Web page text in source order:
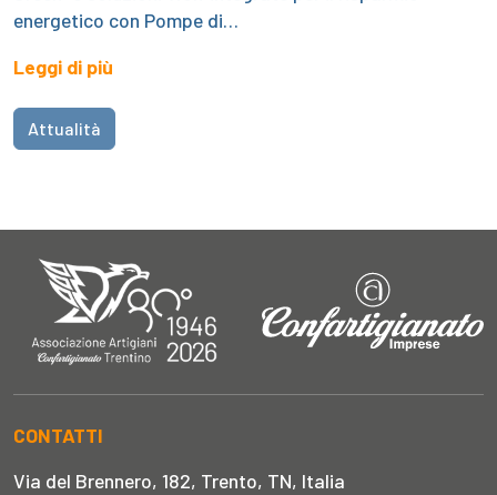
energetico con Pompe di…
Leggi di più
Attualità
CONTATTI
Via del Brennero, 182, Trento, TN, Italia